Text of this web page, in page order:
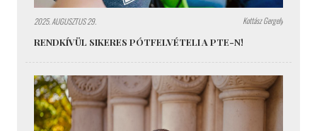
2025. AUGUSZTUS 29. Kottász Gergely
RENDKÍVÜL SIKERES PÓTFELVÉTELI A PTE-N!